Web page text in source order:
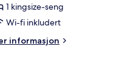
1 kingsize-seng
Wi-fi inkludert
informasjon